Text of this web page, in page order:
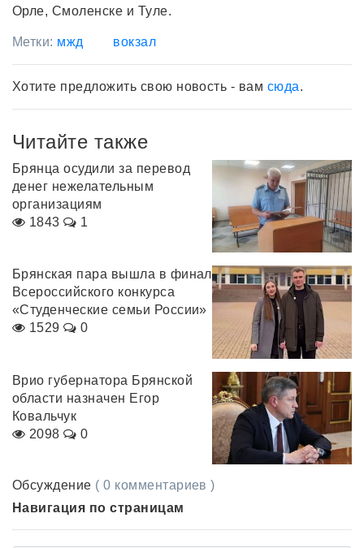
Орле, Смоленске и Туле.
Метки: мжд вокзал
Хотите предложить свою новость - вам сюда.
Читайте также
Брянца осудили за перевод
денег нежелательным
организациям
1843
1
Брянская пара вышла в финал
Всероссийского конкурса
«Студенческие семьи России»
1529
0
Врио губернатора Брянской
области назначен Егор
Ковальчук
2098
0
Обсуждение ( 0 комментариев )
Навигация по страницам